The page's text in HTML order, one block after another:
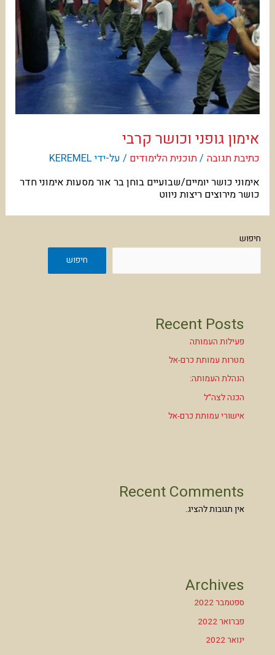
אימון גופני וכושר קרבי
כתיבת תגובה/תוכנית הלימודים/ על-ידיKEREMEL
אימוני כושר יומיים/שבועיים בוחן בר אור מסעות אימוני חדר
כושר מירוצים ריצות ניווט
חיפוש
חיפוש
Recent Posts
פעילות העמותה
מטרות עמותת כרם-אל
הנהלת העמותה:
הכנה לצה"ל
אישורי עמותת כרם-אל
Recent Comments
אין תגובות להציג.
Archives
ספטמבר 2022
פברואר 2022
ינואר 2022